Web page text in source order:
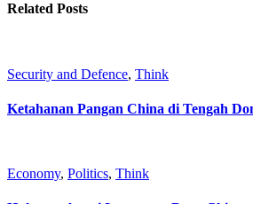
Related Posts
Security and Defence, Think
Ketahanan Pangan China di Tengah
Economy, Politics, Think